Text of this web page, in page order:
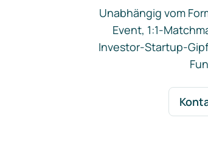
Unabhängig vom
Event, 1:1-
Investor-Startup-